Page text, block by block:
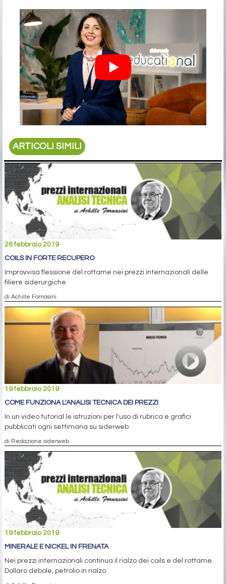
ARTICOLI SIMILI
26 febbraio 2019
COILS IN FORTE RECUPERO
Improvvisa flessione del rottame nei prezzi internazionali delle
filiere siderurgiche
di Achille Fornasini
19 febbraio 2019
COME FUNZIONA L'ANALISI TECNICA DEI PREZZI
In un video tutorial le istruzioni per l'uso di rubrica e grafici
pubblicati ogni settimana su siderweb
di Redazione siderweb
19 febbraio 2019
MINERALE E NICKEL IN FRENATA
Nei prezzi internazionali continua il rialzo dei coils e del rottame.
Dollaro debole, petrolio in rialzo